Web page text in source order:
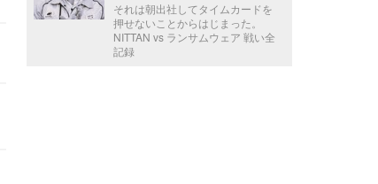
それは朝出社してタイムカードを
押せないことからはじまった。
NITTAN vs ランサムウェア 戦い全
記録